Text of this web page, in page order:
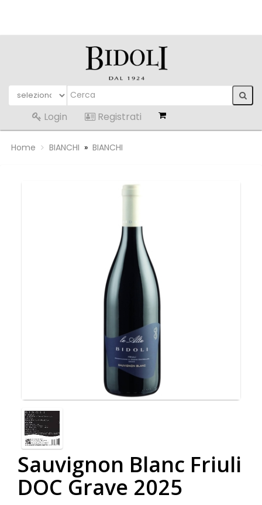
Login Registrati
Home BIANCHI » BIANCHI
Sauvignon Blanc Friuli
DOC Grave 2025